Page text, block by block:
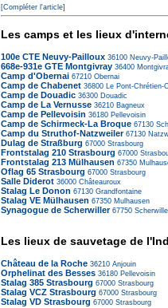
[Compléter l'article]
Les camps et les lieux
100e CTE Neuvy-Pailloux 36100 Neuvy-
668e-931e GTE Montgivray 36400
Camp d'Obernai 67210 Obernai
Camp de Chabenet 36800 Le Pont-Chrétien-
Camp de Douadic 36300 Douadic
Camp de La Vernusse 36210 Bagneux
Camp de Pellevoisin 36180 Pellevoisin
Camp de Schirmeck-La Broque 67130
Camp du Struthof-Natzweiler 67130
Dulag de Straßburg 67000 Strasbourg
Frontstalag 210 Strasbourg 67000
Frontstalag 213 Mülhausen 67350
Oflag 65 Strasbourg 67000 Strasbourg
Salle Diderot 36000 Châteauroux
Stalag Le Donon 67130 Grandfontaine
Stalag VE Mülhausen 67350 Mulhausen
Synagogue de Scherwiller 67750
Les lieux de sauvetage de
Château de la Roche 36210 Anjouin
Orphelinat des Besses 36180 Pellevoisin
Stalag 385 Strasbourg 67000 Strasbourg
Stalag VCZ Strasbourg 67000 Strasbourg
Stalag VD Strasbourg 67000 Strasbourg